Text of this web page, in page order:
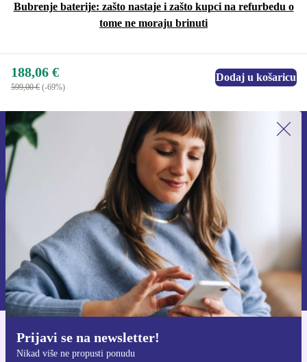
Bubrenje baterije: zašto nastaje i zašto kupci na refurbedu o
tome ne moraju brinuti
188,06 €
599,00 € (-69%)
Dodaj u košaricu
Prijavi se na newsletter!
Nikad više ne propusti ponudu
Prijavi se na newsletter!
Nikad više ne propusti ponudu.
Zatraži kupon
Informacije o korištenju osobnih podataka možeš pronaći u našim
Pravilima privatnosti.
Preuzmi refurbed aplikaciju
Za iOS i Android